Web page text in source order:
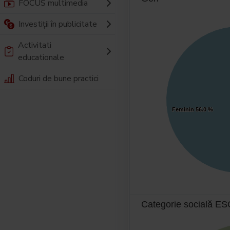
FOCUS multimedia
Investiții în publicitate
Activitati
educationale
Coduri de bune practici
Feminin 56.0 %
Feminin 56.0 %
Categorie socială